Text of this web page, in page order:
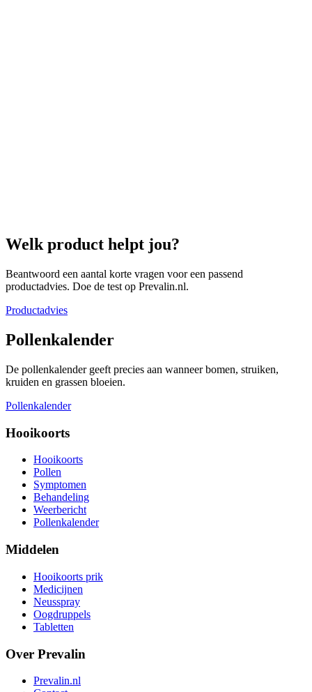
Welk product helpt jou?
Beantwoord een aantal korte vragen voor een passend
productadvies. Doe de test op Prevalin.nl.
Productadvies
Pollenkalender
De pollenkalender geeft precies aan wanneer bomen, struiken,
kruiden en grassen bloeien.
Pollenkalender
Hooikoorts
Hooikoorts
Pollen
Symptomen
Behandeling
Weerbericht
Pollenkalender
Middelen
Hooikoorts prik
Medicijnen
Neusspray
Oogdruppels
Tabletten
Over Prevalin
Prevalin.nl